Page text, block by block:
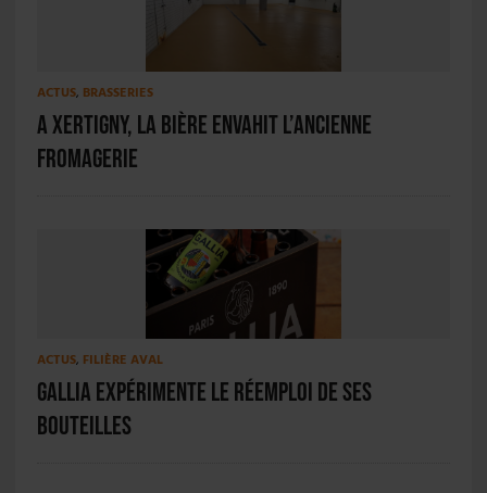
ACTUS, BRASSERIES
A Xertigny, la bière envahit l’ancienne
fromagerie
ACTUS, FILIÈRE AVAL
Gallia expérimente le réemploi de ses
bouteilles